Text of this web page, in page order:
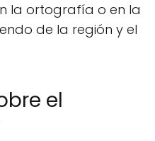
la ortografía o en la
de la región y el
el